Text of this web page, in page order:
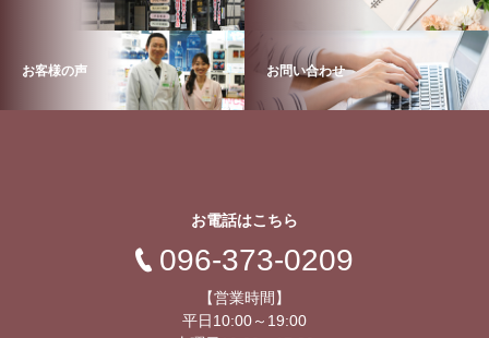
お客様の声 お問い合わせ
お電話はこちら
096-373-0209
【営業時間】
平日10:00～19:00